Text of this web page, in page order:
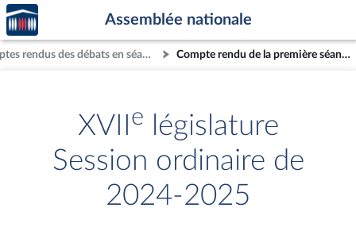
Aller au contenu
Aller en bas de la page
Accèder
à la
page
d'accueil
Assemblée nationale
Comptes rendus des débats en séance Compte rendu de la première séance du mercredi 30 octobre 2024
XVII e
législature
Session ordinaire de
2024-2025